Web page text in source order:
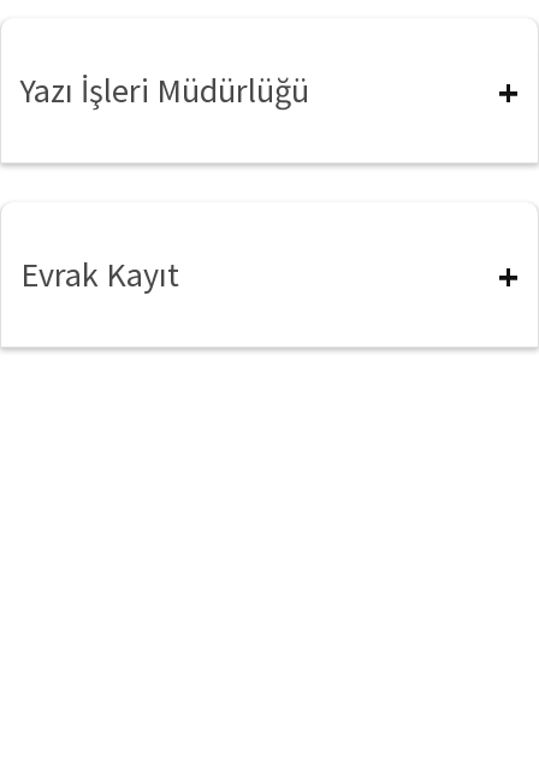
Yazı İşleri Müdürlüğü +
Evrak Kayıt +